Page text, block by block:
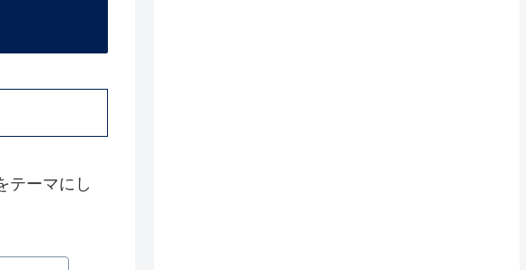
テーマにし